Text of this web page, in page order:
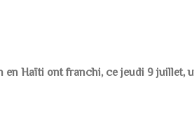
en Haïti ont franchi, ce jeudi 9 juillet,